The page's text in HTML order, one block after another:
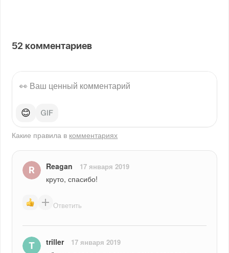
52 комментариев
😊
Какие правила в комментариях
Reagan 17 января 2019
круто, спасибо!
Ответить
triller 17 января 2019